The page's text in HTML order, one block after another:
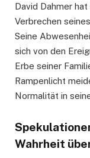
David Dahmer
Verbrechen
Seine
sich von den
Erbe seiner
Rampenlicht
Normalität in
Wahrheit